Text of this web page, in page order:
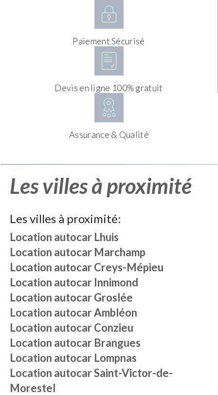
Paiement Sécurisé
Devis en ligne 100% gratuit
Assurance & Qualité
Les villes à proximité
Les villes à proximité:
Location autocar Lhuis
Location autocar Marchamp
Location autocarCreys-Mépieu
Location autocar Innimond
Location autocarGroslée
Location autocarAmbléon
Location autocarConzieu
Location autocar Brangues
Location autocar Lompnas
Location autocarSaint-Victor-de-
Morestel